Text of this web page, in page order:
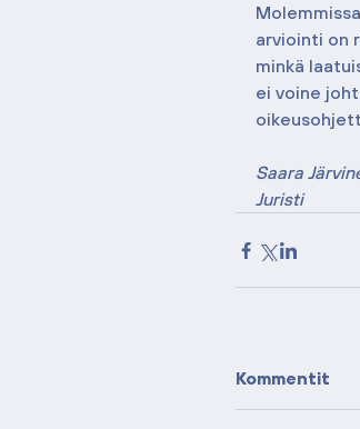
arviointi on
minkä
ei voine
Saara
Juristi
Kommentit